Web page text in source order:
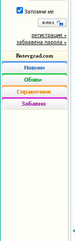
Запомни ме
регистрация »
забравена парола »
Botevgrad.com